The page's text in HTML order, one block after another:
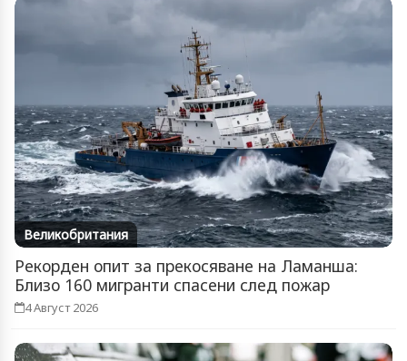
Великобритания
Рекорден опит за прекосяване на Ламанша:
Близо 160 мигранти спасени след пожар
4 Август 2026